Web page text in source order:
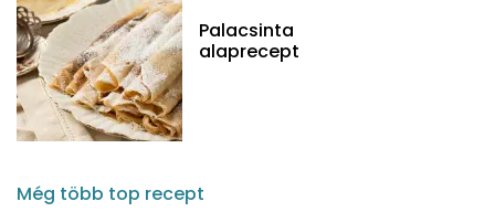
Palacsinta
alaprecept
Még több top recept